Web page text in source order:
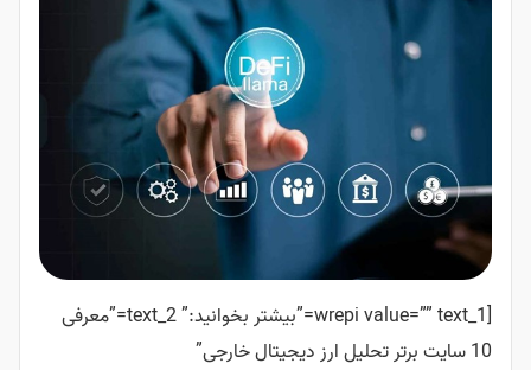
[wrepi value=”” text_1=”بیشتر بخوانید:” text_2=”معرفی
ارز دیجیتال خارجی”